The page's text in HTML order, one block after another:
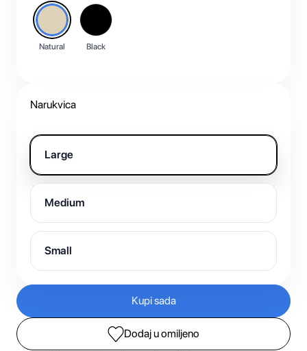
Natural Black
Narukvica
Large
Medium
Small
Kupi sada
Dodaj u omiljeno